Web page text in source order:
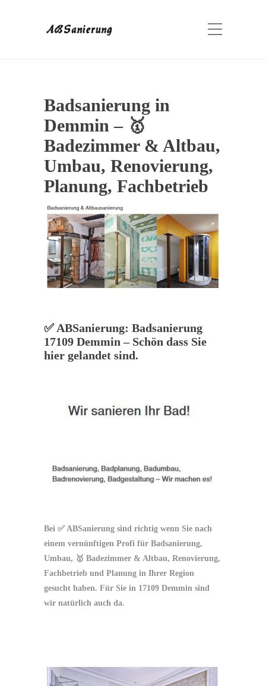
Badsanierung in
Demmin – 🥇
Badezimmer & Altbau,
Umbau, Renovierung,
Planung, Fachbetrieb
✅ ABSanierung: Badsanierung
17109 Demmin – Schön dass Sie
hier gelandet sind.
Bei ✅ ABSanierung sind richtig wenn Sie nach
einem vernünftigen Profi für Badsanierung,
Umbau, 🥇 Badezimmer & Altbau, Renovierung,
Fachbetrieb und Planung in Ihrer Region
gesucht haben. Für Sie in 17109 Demmin sind
wir natürlich auch da.